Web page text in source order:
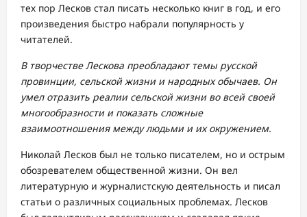
тех пор Лесков стал писать несколько книг в год, и его
произведения быстро набрали популярность у
читателей.
В творчестве Лескова преобладают темы русской
провинции, сельской жизни и народных обычаев. Он
умел отразить реалии сельской жизни во всей своей
многообразности и показать сложные
взаимоотношения между людьми и их окружением.
Николай Лесков был не только писателем, но и острым
обозревателем общественной жизни. Он вел
литературную и журналистскую деятельность и писал
статьи о различных социальных проблемах. Лесков